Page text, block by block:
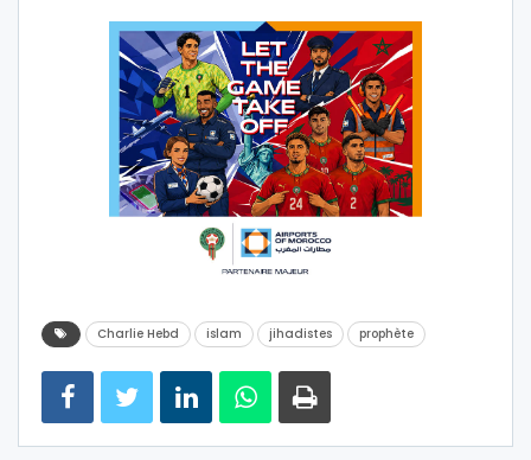
Charlie Hebd islam jihadistes prophète